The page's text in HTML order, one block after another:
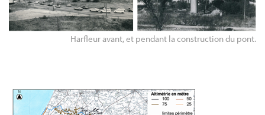
Harfleur avant, et pendant la construction du pont.